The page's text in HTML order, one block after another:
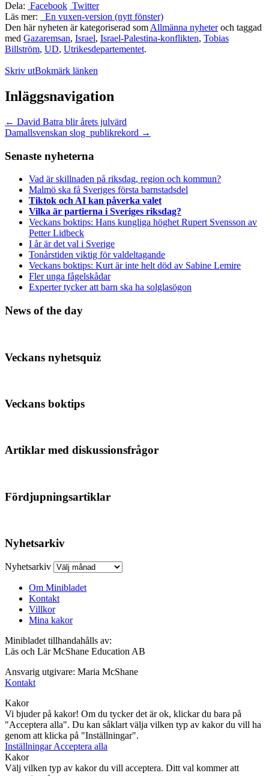
Dela: Facebook Twitter
Läs mer:
En vuxen-version (nytt fönster)
Den här nyheten är kategoriserad som Allmänna nyheteroch taggad
med Gazaremsan, Israel, Israel-Palestina-konflikten, Tobias
Billström, UD, Utrikesdepartementet.
Skriv utBokmärk länken
Inläggsnavigation
← David Batra blir årets julvärd
Damallsvenskan slog publikrekord →
Senaste nyheterna
Vad är skillnaden på riksdag, region och kommun?
Malmö ska få Sveriges första barnstadsdel
Tiktok och AI kan påverka valet
Vilka är partierna i Sveriges riksdag?
Veckans boktips: Hans kungliga höghet Rupert Svensson av
Petter Lidbeck
I år är det val i Sverige
Tonårstiden viktig för valdeltagande
Veckans boktips: Kurt är inte helt död av Sabine Lemire
Fler unga fågelskådar
Experter tycker att barn ska ha solglasögon
News of the day
Veckans nyhetsquiz
Veckans boktips
Artiklar med diskussionsfrågor
Fördjupningsartiklar
Nyhetsarkiv
Nyhetsarkiv
Om Minibladet
Kontakt
Villkor
Mina kakor
Minibladet tillhandahålls av:
Läs och Lär McShane Education AB
Ansvarig utgivare: Maria McShane
Kontakt
Kakor
Vi bjuder på kakor! Om du tycker det är ok, klickar du bara på
"Acceptera alla". Du kan såklart välja vilken typ av kakor du vill ha
genom att klicka på "Inställningar".
InställningarAcceptera alla
Kakor
Välj vilken typ av kakor du vill acceptera. Ditt val kommer att